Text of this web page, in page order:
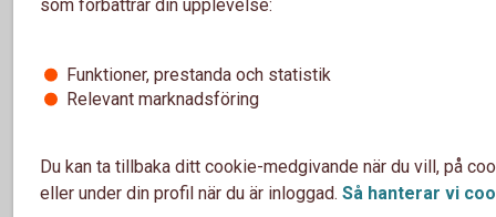
Funktioner, prestanda och statistik.
Inställningar för cookies
Funktioner, prestanda och statistik
Relevant marknadsföring
Du kan ta tillbaka ditt cookie-medgivande när du vill, på
eller under din profil när du är inloggad. Så hanterar vi